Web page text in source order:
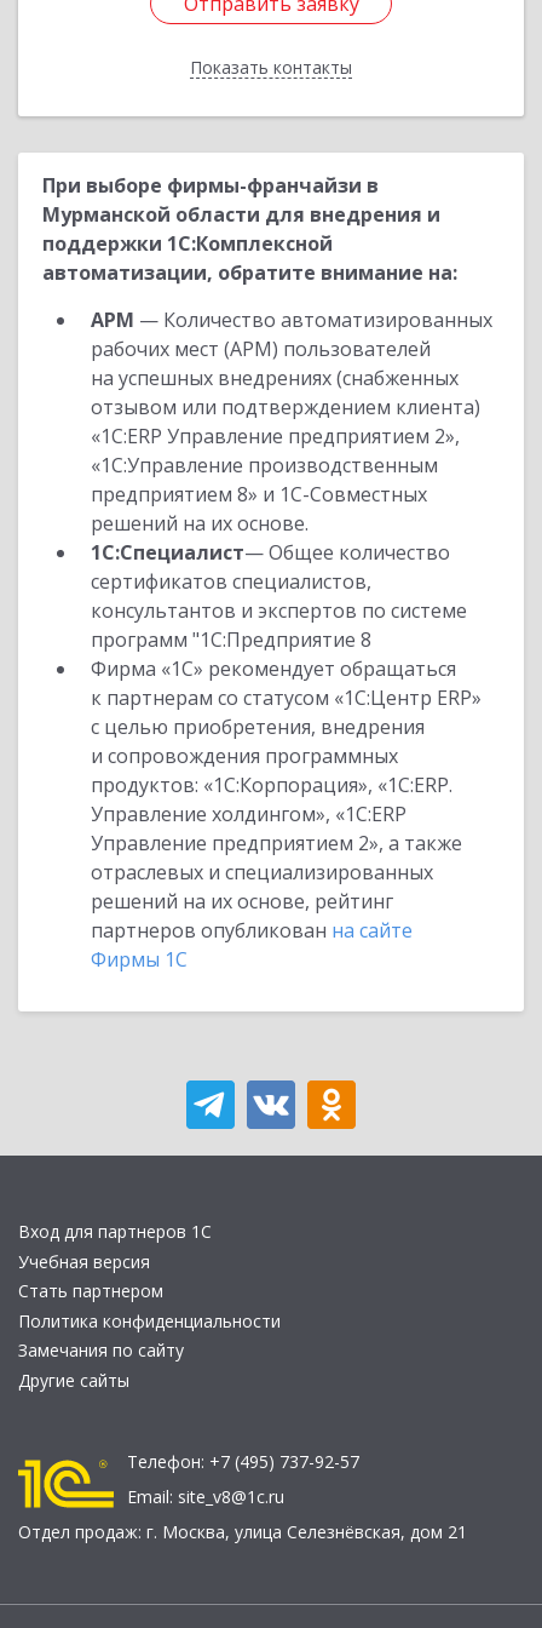
Показать контакты
Назад
При выборе фирмы-франчайзи в
Мурманской области для внедрения и
поддержки 1С:Комплексной
автоматизации, обратите внимание на:
АРМ — Количество автоматизированных
рабочих мест (АРМ) пользователей
на успешных внедрениях (снабженных
отзывом или подтверждением клиента)
«1С:ERP Управление предприятием 2»,
«1С:Управление производственным
предприятием 8» и 1С-Совместных
решений на их основе.
1С:Специалист— Общее количество
сертификатов специалистов,
консультантов и экспертов по системе
программ "1С:Предприятие 8
Фирма «1С» рекомендует обращаться
к партнерам со статусом «1С:Центр ERP»
с целью приобретения, внедрения
и сопровождения программных
продуктов: «1С:Корпорация», «1С:ERP.
Управление холдингом», «1С:ERP
Управление предприятием 2», а также
отраслевых и специализированных
решений на их основе, рейтинг
партнеров опубликован на сайте
Фирмы 1С
Вход для партнеров 1С
Учебная версия
Стать партнером
Политика конфиденциальности
Замечания по сайту
Другие сайты
Телефон: +7 (495) 737-92-57
Email: site_v8@1c.ru
Отдел продаж: г. Москва, улица Селезнёвская, дом 21